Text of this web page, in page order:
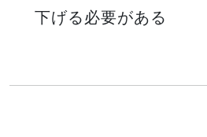
下げる必要がある